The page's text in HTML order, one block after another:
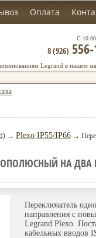
Оплата
Legrand в нашем
С
8 (926)
→ Plexo IP55/IP66 →
НА ДВА
Переключатель
направления с
Legrand Plexo.
кабельных вводов